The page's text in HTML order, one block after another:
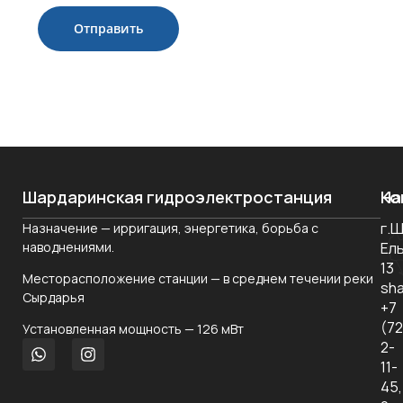
Шардаринская гидроэлектростанция
Назначение — ирригация, энергетика, борьба с
наводнениями.
Месторасположение станции — в среднем течении реки
Сырдарья
Установленная мощность — 126 мВт
О
13
+7
2-
11-
45,